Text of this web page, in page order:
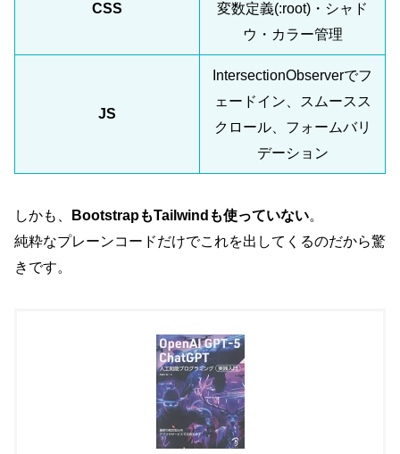
CSS
変数定義(:root)・シャド
ウ・カラー管理
JS
IntersectionObserverでフ
ェードイン、スムースス
クロール、フォームバリ
デーション
しかも、 BootstrapもTailwindも使っていない。
純粋なプレーンコードだけでこれを出してくるのだから驚
きです。